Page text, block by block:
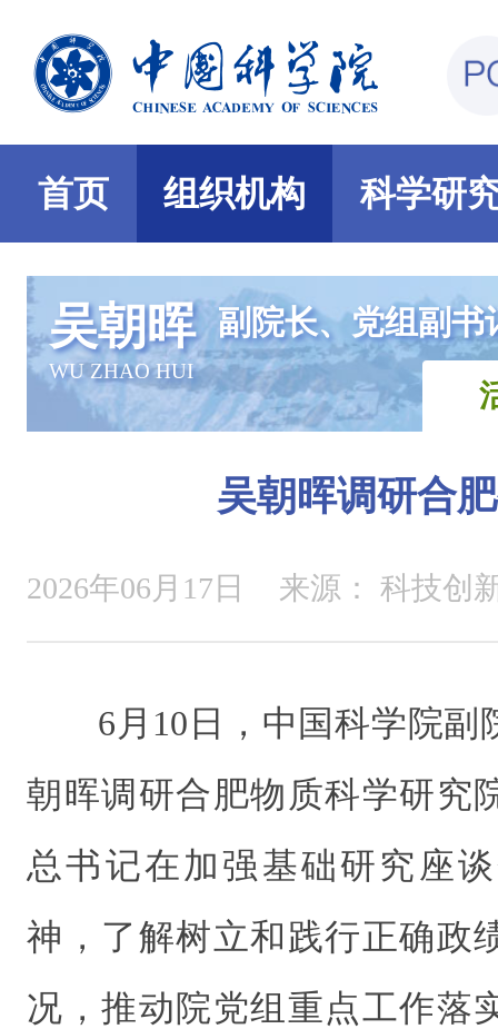
首页 组织机构 科学研
吴朝晖
WU ZHAO HUI
副院长、党组副书
吴朝晖调研合
2026年06月17日 来源： 科技创
6月10日，中国科学院副
朝晖调研合肥物质科学研究
总书记在加强基础研究座
神，了解树立和践行正确政
况，推动院党组重点工作落